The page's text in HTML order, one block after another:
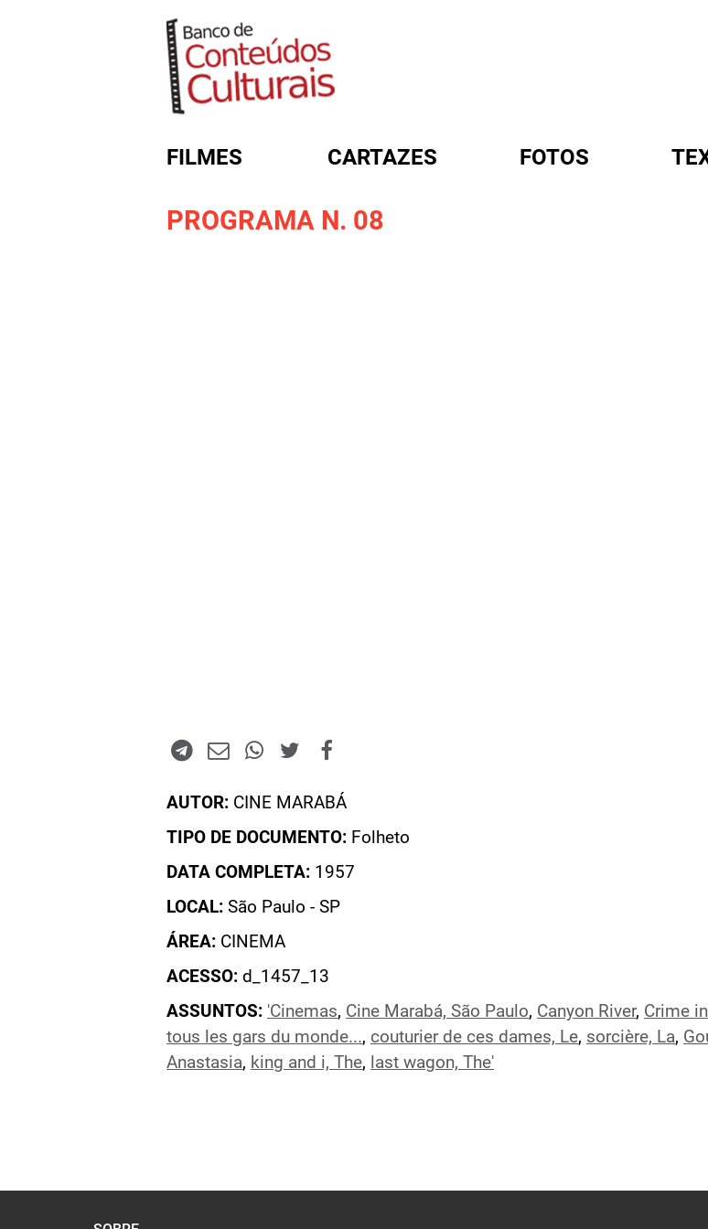
FILMES CARTAZES FOTOS
PROGRAMA N. 08
AUTOR: CINE MARABÁ
TIPO DE DOCUMENTO: Folheto
DATA COMPLETA: 1957
LOCAL: São Paulo - SP
ÁREA: CINEMA
ACESSO: d_1457_13
ASSUNTOS: 'Cinemas, Cine Marabá, São Paulo, Canyon River, Crime
tous les gars du monde..., couturier de ces dames, Le, sorcière, La,
Anastasia, king and i, The, last wagon, The'